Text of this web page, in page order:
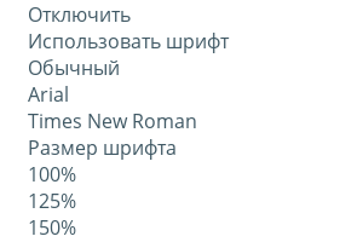
Отключить
Использовать шрифт
Обычный
Arial
Times New Roman
Размер шрифта
100%
125%
150%